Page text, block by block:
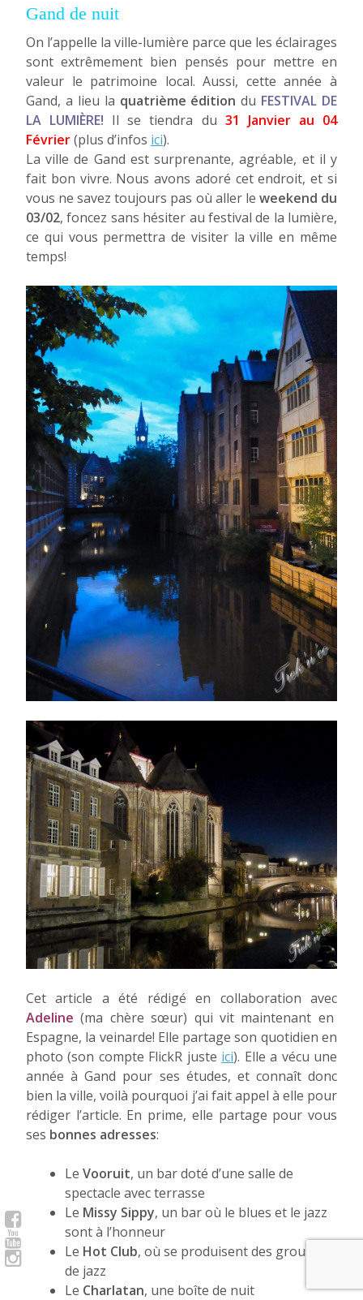
Gand de nuit
On l’appelle la ville-lumière parce que les éclairages
sont extrêmement bien pensés pour mettre en
valeur le patrimoine local. Aussi, cette année à
Gand, a lieu la quatrième édition du FESTIVAL DE
LA LUMIÈRE! Il se tiendra du 31 Janvier au 04
Février(plus d’infos ici).
La ville de Gand est surprenante, agréable, et il y
fait bon vivre. Nous avons adoré cet endroit, et si
vous ne savez toujours pas où aller le weekend du
03/02, foncez sans hésiter au festival de la lumière,
ce qui vous permettra de visiter la ville en même
temps!
Cet article a été rédigé en collaboration avec
Adeline (ma chère sœur) qui vit maintenant en
Espagne, la veinarde! Elle partage son quotidien en
photo (son compte FlickR juste ici). Elle a vécu une
année à Gand pour ses études, et connaît donc
bien la ville, voilà pourquoi j’ai fait appel à elle pour
rédiger l’article. En prime, elle partage pour vous
ses bonnes adresses:
Le Vooruit, un bar doté d’une salle de
spectacle avec terrasse
Le Missy Sippy, un bar où le blues et le jazz
sont à l’honneur
Le Hot Club, où se produisent des groupes
de jazz
Le Charlatan, une boîte de nuit